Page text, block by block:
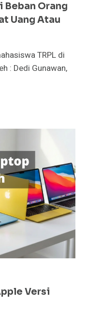
Beban Orang
Uang Atau
TRPL di
: Dedi Gunawan,
Versi